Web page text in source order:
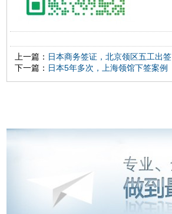
上一篇： 日本商务签证，北京领区五工出签
下一篇： 日本5年多次，上海领馆下签案例